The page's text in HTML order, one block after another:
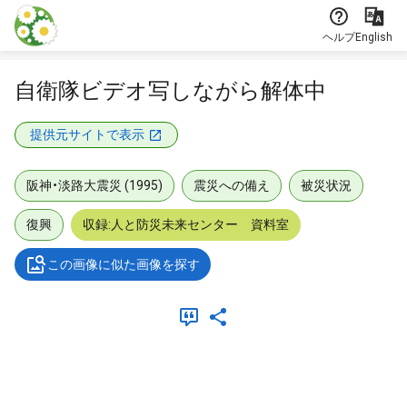
本文に飛ぶ
ヘルプEnglish
自衛隊ビデオ写しながら解体中
提供元サイトで表示
阪神・淡路大震災 (1995) 震災への備え 被災状況
復興 収録:人と防災未来センター 資料室
この画像に似た画像を探す